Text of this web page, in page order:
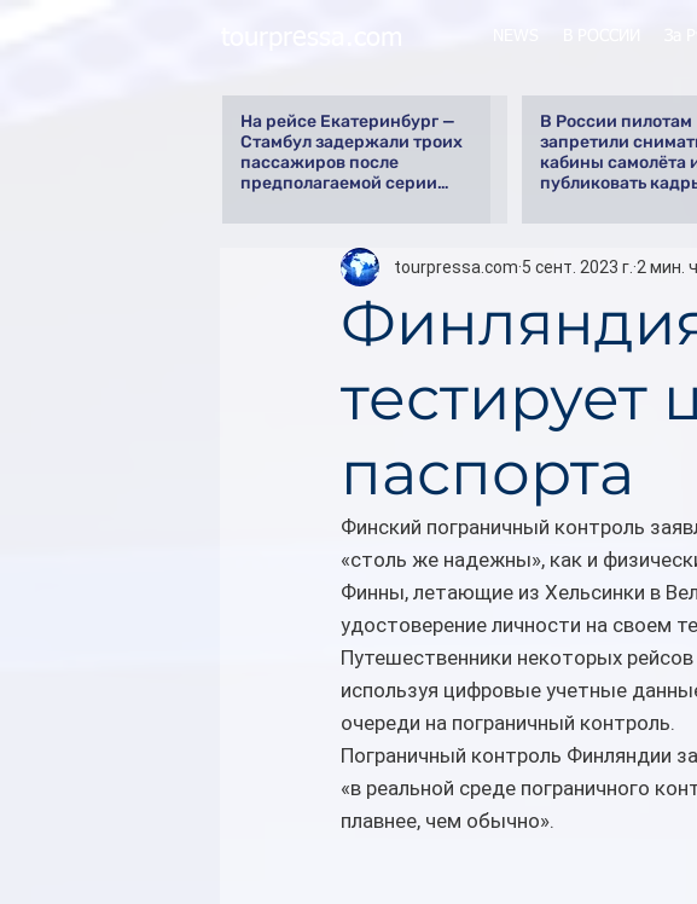
На рейсе Екатеринбург —
Стамбул задержали троих
пассажиров после
предполагаемой серии
В России пилотам
запретили
кабины самолёта
публиковать
тестирует
паспорта
tourpressa.com 5 сент. 2023 г. 2 мин.
Финский пограничный контроль
«столь же надежны», как и
Финны, летающие из Хельсинки в
удостоверение личности на своем
Путешественники некоторых
используя цифровые учетные
очереди на пограничный контроль.
Пограничный контроль Финляндии
«в реальной среде пограничного
плавнее, чем обычно».